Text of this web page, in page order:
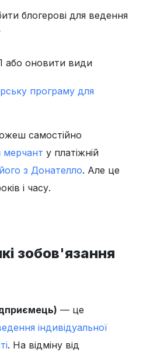
блогерові для ведення
або оновити види
програму для
самостійно
мерчант у платіжній
з Донателло. Але це
і часу.
зобов'язання
— це
індивідуальної
. На відміну від